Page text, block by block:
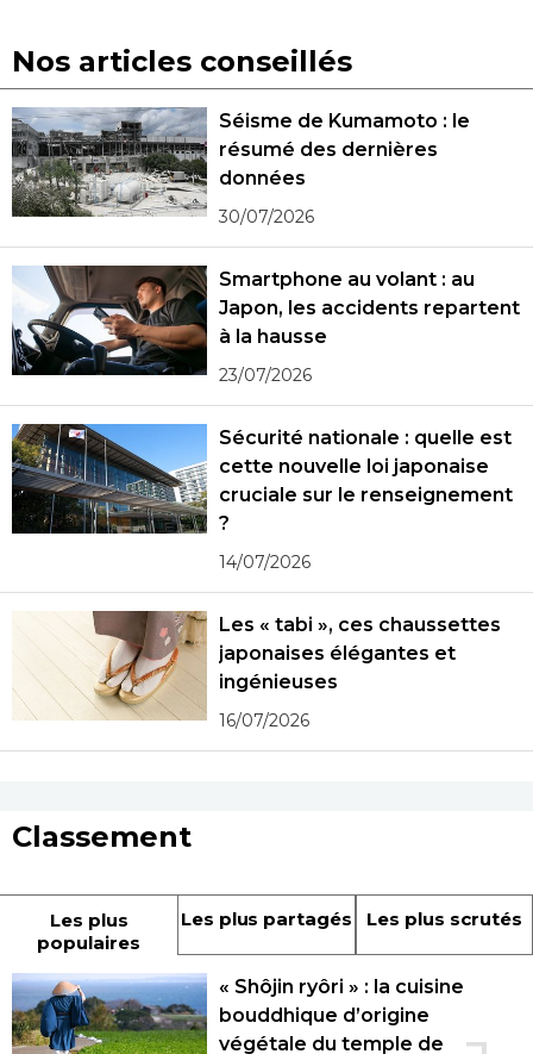
Nos articles conseillés
Séisme de Kumamoto : le
résumé des dernières
données
30/07/2026
Smartphone au volant : au
Japon, les accidents repartent
à la hausse
23/07/2026
Sécurité nationale : quelle est
cette nouvelle loi japonaise
cruciale sur le renseignement
?
14/07/2026
Les « tabi », ces chaussettes
japonaises élégantes et
ingénieuses
16/07/2026
Classement
Les plus
populaires
Les plus partagés Les plus scrutés
« Shôjin ryôri » : la cuisine
bouddhique d’origine
végétale du temple de